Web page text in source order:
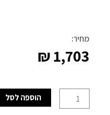
מחיר:
₪1,703
כמות
של
הוספה לסל